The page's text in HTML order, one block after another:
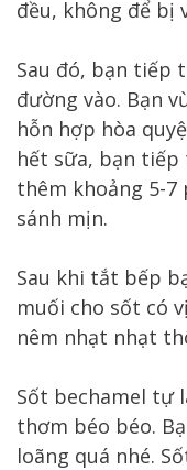
đều, không để bị
Sau đó, bạn tiếp
đường vào. Bạn
hỗn hợp hòa
hết sữa, bạn tiếp
thêm khoảng 5-
sánh mịn.
Sau khi tắt bếp
muối cho sốt có
nêm nhạt nhạt
Sốt bechamel tự
thơm béo béo.
loãng quá nhé.